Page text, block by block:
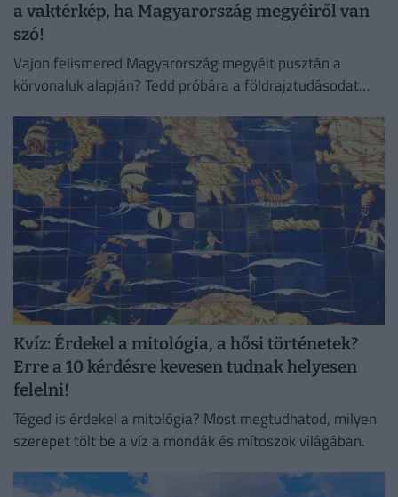
a vaktérkép, ha Magyarország megyéiről van
szó!
Vajon felismered Magyarország megyéit pusztán a
körvonaluk alapján? Tedd próbára a földrajztudásodat
Kvíz: Érdekel a mitológia, a hősi történetek?
Erre a 10 kérdésre kevesen tudnak helyesen
felelni!
Téged is érdekel a mitológia? Most megtudhatod, milyen
szerepet tölt be a víz a mondák és mítoszok világában.